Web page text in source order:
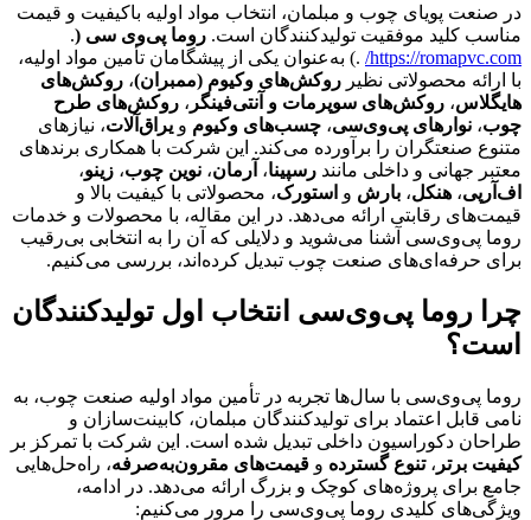
در صنعت پویای چوب و مبلمان، انتخاب مواد اولیه باکیفیت و قیمت
مناسب کلید موفقیت تولیدکنندگان است. روما پی‌وی‌ سی (.
https://romapvc.com/ .) به‌عنوان یکی از پیشگامان تأمین مواد اولیه،
با ارائه محصولاتی نظیر روکش‌های وکیوم (ممبران)، روکش‌های
هایگلاس، روکش‌های سوپرمات و آنتی‌فینگر ، روکش‌های طرح
چوب، نوارهای پی‌وی‌سی، چسب‌های وکیوم و یراق‌آلات، نیازهای
متنوع صنعتگران را برآورده می‌کند. این شرکت با همکاری برندهای
معتبر جهانی و داخلی مانند رسپینا، آرمان، نوین چوب، زینو،
اف‌آرپی، هنکل، بارش و استورک، محصولاتی با کیفیت بالا و
قیمت‌های رقابتی ارائه می‌دهد. در این مقاله، با محصولات و خدمات
روما پی‌وی‌سی آشنا می‌شوید و دلایلی که آن را به انتخابی بی‌رقیب
برای حرفه‌ای‌های صنعت چوب تبدیل کرده‌اند، بررسی می‌کنیم.
چرا روما پی‌وی‌سی انتخاب اول تولیدکنندگان
است؟
روما پی‌وی‌سی با سال‌ها تجربه در تأمین مواد اولیه صنعت چوب، به
نامی قابل اعتماد برای تولیدکنندگان مبلمان، کابینت‌سازان و
طراحان دکوراسیون داخلی تبدیل شده است. این شرکت با تمرکز بر
کیفیت برتر ،تنوع گسترده و قیمت‌های مقرون‌به‌صرفه، راه‌حل‌هایی
جامع برای پروژه‌های کوچک و بزرگ ارائه می‌دهد. در ادامه،
ویژگی‌های کلیدی روما پی‌وی‌سی را مرور می‌کنیم: